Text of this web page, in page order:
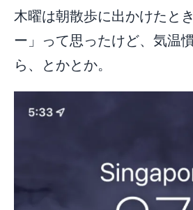
木曜は朝散歩に出かけたと
ー」って思ったけど、気温
ら、とかとか。